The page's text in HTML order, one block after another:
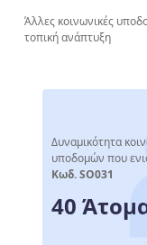
Άλλες κοινωνικές
τοπική ανάπτυξη
Δυναμικότητα
υποδομών που
Κωδ. SO031
40